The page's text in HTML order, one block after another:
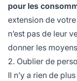
pour les
extension de
n’est pas de leur
donner les
2. Oublier de
Il n’y a rien de